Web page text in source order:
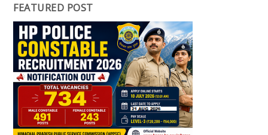
FEATURED POST